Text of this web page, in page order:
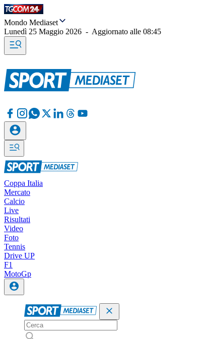
Mondo Mediaset
Lunedì 25 Maggio 2026 - Aggiornato alle 08:45
Coppa Italia
Mercato
Calcio
Live
Risultati
Video
Foto
Tennis
Drive UP
F1
MotoGp